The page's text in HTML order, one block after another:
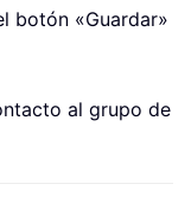
botón «Guardar»
al grupo de